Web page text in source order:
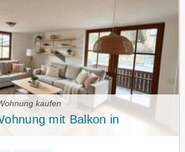
kaufen
mit Balkon in